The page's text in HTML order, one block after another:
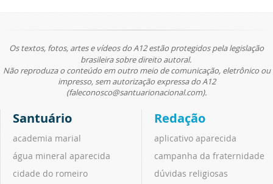
Os textos, fotos, artes e vídeos do A12 estão protegidos pela legislação
brasileira sobre direito autoral.
Não reproduza o conteúdo em outro meio de comunicação, eletrônico ou
impresso, sem autorização expressa do A12
(faleconosco@santuarionacional.com).
Santuário
academia marial
água mineral aparecida
cidade do romeiro
Redação
aplicativo aparecida
campanha da fraternidade
dúvidas religiosas